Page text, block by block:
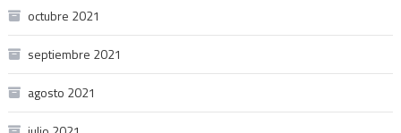
octubre 2021
septiembre 2021
agosto 2021